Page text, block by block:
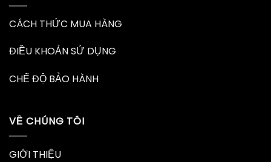
CÁCH THỨC MUA HÀNG
ĐIỀU KHOẢN SỬ DỤNG
CHẾ ĐỘ BẢO HÀNH
VỀ CHÚNG TÔI
GIỚI THIỆU